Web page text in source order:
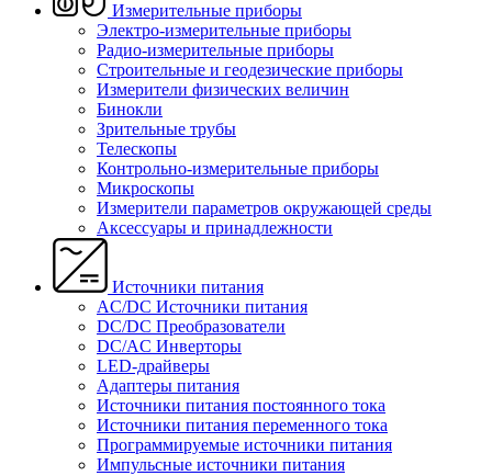
Измерительные приборы
Электро-измерительные приборы
Радио-измерительные приборы
Строительные и геодезические приборы
Измерители физических величин
Бинокли
Зрительные трубы
Телескопы
Контрольно-измерительные приборы
Микроскопы
Измерители параметров окружающей среды
Аксессуары и принадлежности
Источники питания
AC/DC Источники питания
DC/DC Преобразователи
DC/AC Инверторы
LED-драйверы
Адаптеры питания
Источники питания постоянного тока
Источники питания переменного тока
Программируемые источники питания
Импульсные источники питания